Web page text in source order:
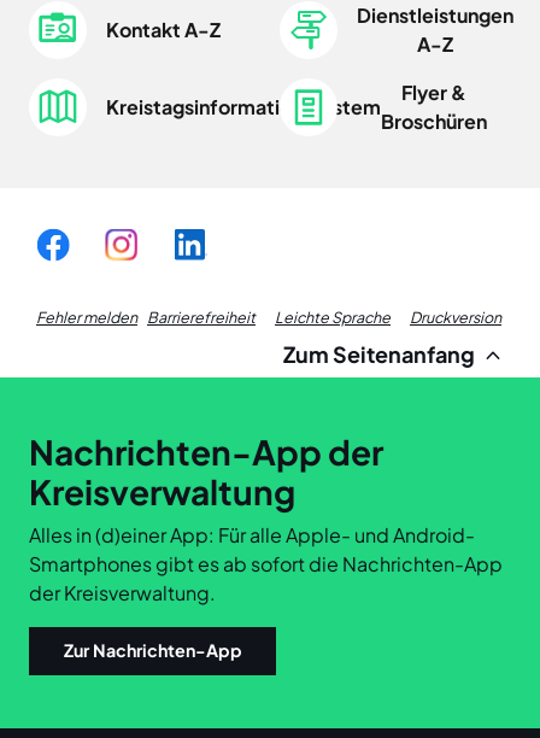
Kontakt A-Z
Dienstleistungen
A-Z
Kreistagsinformationssystem
Flyer &
Broschüren
Fehler melden Fußzeile
Links
Barrierefreiheit Leichte Sprache Druckversion
Zum Seitenanfang
Nachrichten-App der
Kreisverwaltung
Alles in (d)einer App: Für alle Apple- und Android-
Smartphones gibt es ab sofort die Nachrichten-App
der Kreisverwaltung.
Zur Nachrichten-App